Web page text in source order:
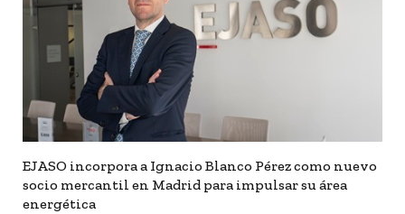
EJASO incorpora a Ignacio Blanco Pérez como nuevo
socio mercantil en Madrid para impulsar su área
energética